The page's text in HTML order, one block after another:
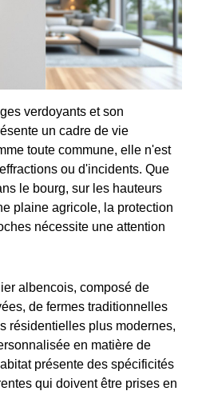
verdoyants et son
un cadre de vie
toute commune, elle n'est
ou d'incidents. Que
le bourg, sur les hauteurs
plaine agricole, la protection
nécessite une attention
albencois, composé de
de fermes traditionnelles
résidentielles plus modernes,
en matière de
présente des spécificités
qui doivent être prises en